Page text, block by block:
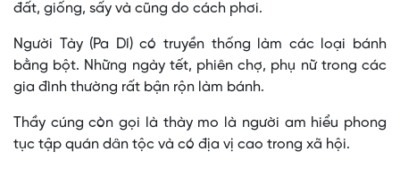
đất, giống, sấy và cũng do cách phơi.
Người Tày (Pa Dí) có truyền thống làm các loại bánh
bằng bột. Những ngày tết, phiên chợ, phụ nữ trong các
gia đình thường rất bận rộn làm bánh.
Thầy cúng còn gọi là thày mo là người am hiểu phong
tục tập quán dân tộc và có địa vị cao trong xã hội.